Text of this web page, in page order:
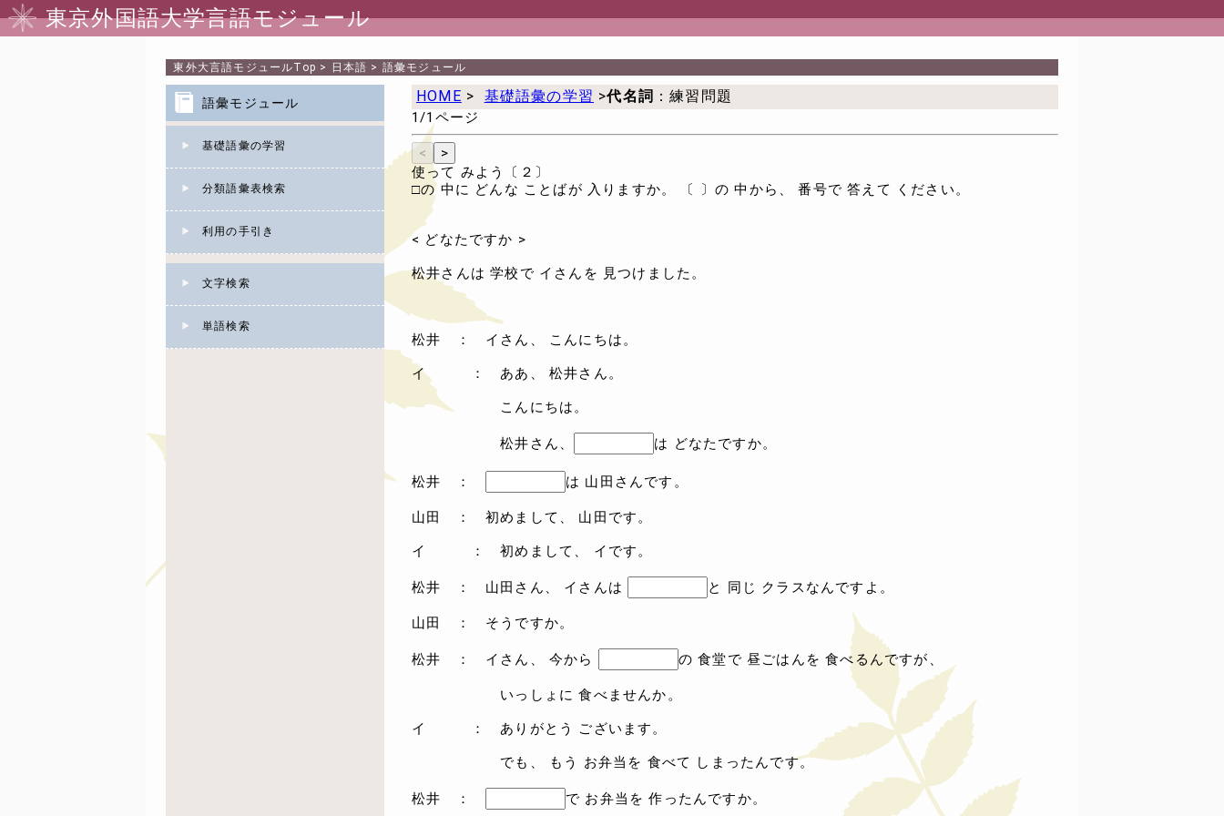
東京外国語大学言語モジュール
東外大言語モジュールTop > 日本語 > 語彙モジュール
語彙モジュール
基礎語彙の学習
分類語彙表検索
利用の手引き
文字検索
単語検索
HOME > 基礎語彙の学習 >代名詞 ：練習問題
1/1ページ
使って みよう〔２〕
□の 中に どんな ことばが 入りますか。 〔 〕の 中から、 番号で 答えて ください。
< どなたですか >
松井さんは 学校で イさんを 見つけました。
松井 ： イさん、 こんにちは。
イ ： ああ、 松井さん。
こんにちは。
松井さん、 は どなたですか。
松井 ： は 山田さんです。
山田 ： 初めまして、 山田です。
イ ： 初めまして、 イです。
松井 ： 山田さん、 イさんは と 同じ クラスなんですよ。
山田 ： そうですか。
松井 ： イさん、 今から の 食堂で 昼ごはんを 食べるんですが、
いっしょに 食べませんか。
イ ： ありがとう ございます。
でも、 もう お弁当を 食べて しまったんです。
松井 ： で お弁当を 作ったんですか。